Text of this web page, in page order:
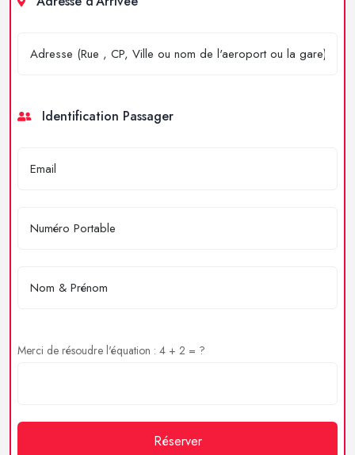
Identification Passager
Merci de résoudre l'équation : 4 + 2 = ?
Réserver